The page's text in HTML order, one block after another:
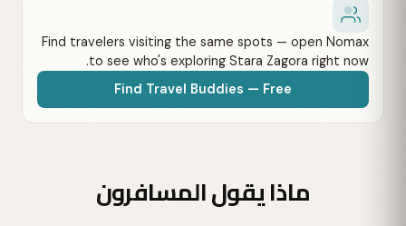
Find travelers visiting the same spots — open Nomax
to see who's exploring Stara Zagora right now.
Find Travel Buddies — Free
ماذا يقول المسافرون